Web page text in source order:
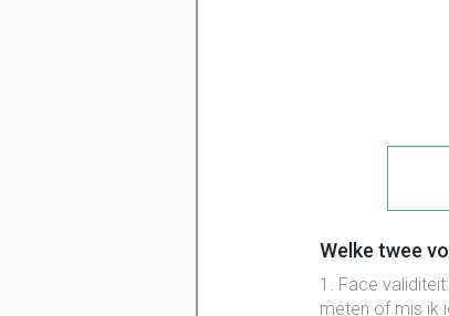
Welke twee
1. Face
meten of mis ik